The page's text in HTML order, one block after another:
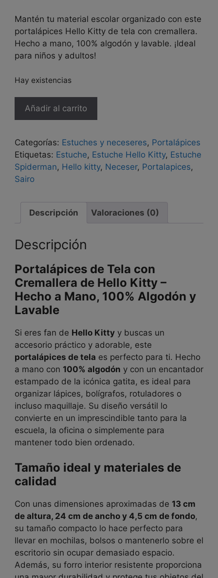
Mantén tu material escolar organizado con este
portalápices Hello Kitty de tela con cremallera.
Hecho a mano, 100% algodón y lavable. ¡Ideal
para niños y adultos!
Hay existencias
Portalápices
cantidad
Añadir al carrito
Categorías: Estuches y neceseres, Portalápices
Etiquetas: Estuche, Estuche Hello Kitty, Estuche
Spiderman, Hello kitty, Neceser, Portalapices,
Sairo
Descripción Valoraciones (0)
Descripción
Portalápices de Tela con
Cremallera de Hello Kitty –
Hecho a Mano, 100% Algodón y
Lavable
Si eres fan de Hello Kitty y buscas un
accesorio práctico y adorable, este
portalápices de tela es perfecto para ti. Hecho
a mano con 100% algodón y con un encantador
estampado de la icónica gatita, es ideal para
organizar lápices, bolígrafos, rotuladores o
incluso maquillaje. Su diseño versátil lo
convierte en un imprescindible tanto para la
escuela, la oficina o simplemente para
mantener todo bien ordenado.
Tamaño ideal y materiales de
calidad
Con unas dimensiones aproximadas de 13 cm
de altura, 24 cm de ancho y 4,5 cm de fondo,
su tamaño compacto lo hace perfecto para
llevar en mochilas, bolsos o mantenerlo sobre el
escritorio sin ocupar demasiado espacio.
Además, su forro interior resistente proporciona